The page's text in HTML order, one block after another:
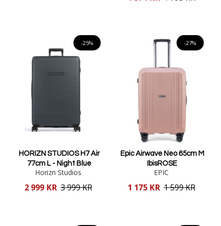
-25%
HORIZN STUDIOS H7 Air
77cm L - Night Blue
Horizn Studios
Reducerat
2 999 KR 3 999 KR
-27%
Epic Airwave Neo 65cm M
IbisROSE
EPIC
Reducerat
1 175 KR 1 599 KR